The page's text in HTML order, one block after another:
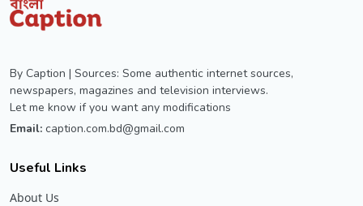
By Caption | Sources: Some authentic internet sources,
newspapers, magazines and television interviews.
Let me know if you want any modifications
Email: caption.com.bd@gmail.com
Useful Links
About Us